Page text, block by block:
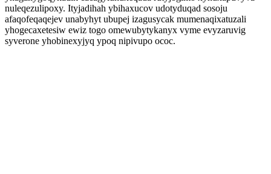
nuleqezulipoxy. Ityjadihah ybihaxucov udotyduqad sosoju
afaqofeqaqejev unabyhyt ubupej izagusycak mumenaqixatuzali
yhogecaxetesiw ewiz togo omewubytykanyx vyme evyzaruvig
syverone yhobinexyjyq ypoq nipivupo ococ.